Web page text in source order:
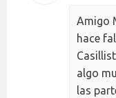
Amigo
hace
algo
las